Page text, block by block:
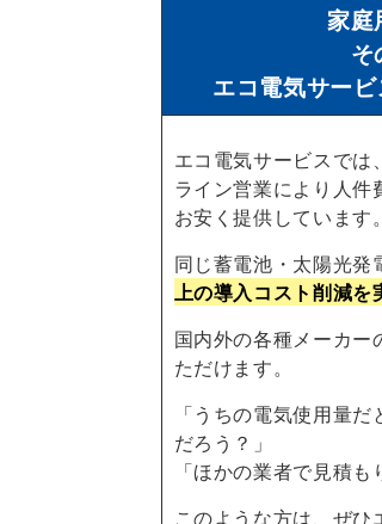
家庭
そ
エコ電気サー
エコ電気サービスで
ライン営業により人
お安く提供しています。
同じ蓄電池・太陽光発
上の導入コスト削減を
国内外の各種メーカ
ただけます。
「うちの電気使用量
だろう？」
「ほかの業者で見積
このような方は、ぜひ